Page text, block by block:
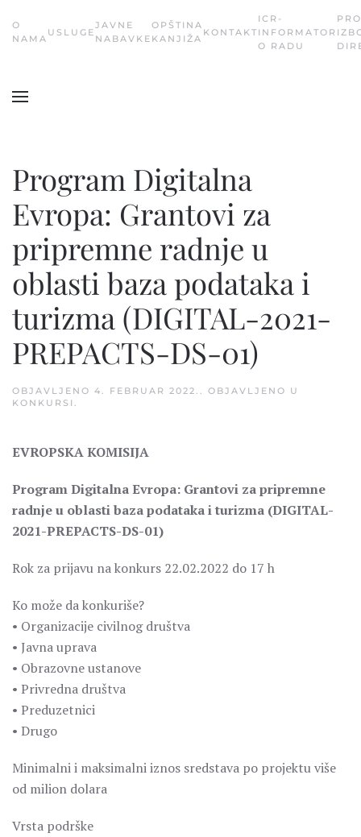
Skip
О
NAMA
USLUGE
JAVNE
NABAVKE
OPŠTINA
KANJIŽA
KONTAKT
ICR-
INFORMATOR
O RADU
Program Digitalna
Evropa: Grantovi za
pripremne radnje u
oblasti baza podataka i
turizma (DIGITAL-2021-
PREPACTS-DS-01)
OBJAVLJENO 4. FEBRUAR 2022. . OBJAVLJENO U
KONKURSI .
EVROPSKA KOMISIJA
Program Digitalna Evropa: Grantovi za pripremne
radnje u oblasti baza podataka i turizma (DIGITAL-
2021-PREPACTS-DS-01)
Rok za prijavu na konkurs 22.02.2022 do 17 h
Ko može da konkuriše?
• Organizacije civilnog društva
• Javna uprava
• Obrazovne ustanove
• Privredna društva
• Preduzetnici
• Drugo
Minimalni i maksimalni iznos sredstava po projektu više
od milion dolara
Vrsta podrške